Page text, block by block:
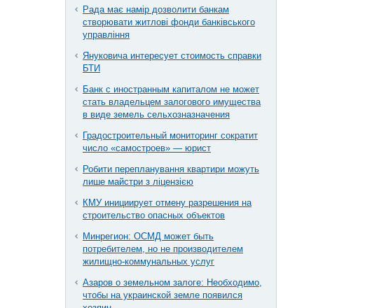
Рада має намір дозволити банкам
створювати житлові фонди банківського
управління
Януковича интересует стоимость справки
БТИ
Банк с иностранным капиталом не может
стать владельцем залогового имущества
в виде земель сельхозназначения
Градостроительный мониторинг сократит
число «самостроев» — юрист
Робити перепланування квартири можуть
лише майстри з ліцензією
КМУ инициирует отмену разрешения на
строительство опасных объектов
Минрегион: ОСМД может быть
потребителем, но не производителем
жилищно-коммунальных услуг
Азаров о земельном залоге: Необходимо,
чтобы на украинской земле появился